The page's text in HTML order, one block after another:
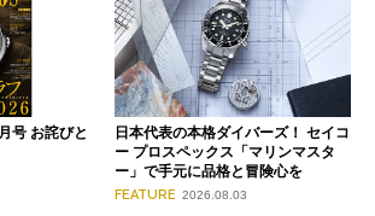
号 お詫びと
日本代表の本格ダイバーズ！ セイコ
ー プロスペックス「マリンマスタ
ー」で手元に品格と冒険心を
FEATURE 2026.08.03